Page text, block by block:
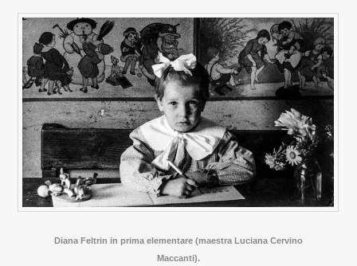
Diana Feltrin in prima elementare (maestra Luciana Cervino
Maccanti).